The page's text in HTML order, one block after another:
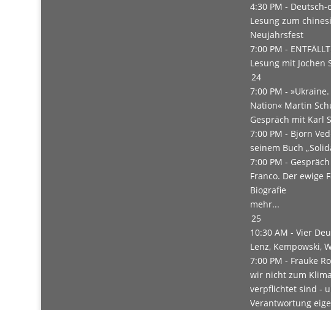
4:30 PM - Deutsch-
Lesung zum
Neujahrsfest
7:00 PM -
Lesung mit Jochen
24
7:00 PM -
Nation« Martin
Gespräch mit Karl
7:00 PM - Björn
seinem Buch
7:00 PM -
Franco. Der ewige
Biografie
mehr...
25
10:30 AM - Vier
Lenz, Kempowski,
7:00 PM - Frauke
wir nicht zum
verpflichtet sind -
Verantwortung